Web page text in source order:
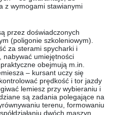
z wymogami stawianymi
przez doświadczonych
(poligonie szkoleniowym).
za sterami spycharki i
nabywać umiejętności
obejmują m.in.
– kursant uczy się
prędkość i tor jazdy
lemiesz przy wybieraniu i
są zadania polegające na
terenu, formowaniu
dwóch maszyn